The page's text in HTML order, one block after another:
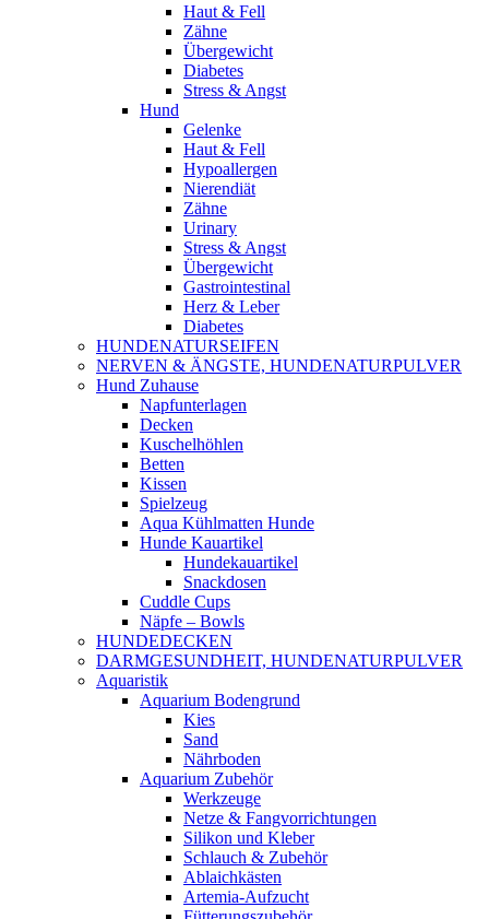
Haut & Fell
Zähne
Übergewicht
Diabetes
Stress & Angst
Hund
Gelenke
Haut & Fell
Hypoallergen
Nierendiät
Zähne
Urinary
Stress & Angst
Übergewicht
Gastrointestinal
Herz & Leber
Diabetes
HUNDENATURSEIFEN
NERVEN & ÄNGSTE, HUNDENATURPULVER
Hund Zuhause
Napfunterlagen
Decken
Kuschelhöhlen
Betten
Kissen
Spielzeug
Aqua Kühlmatten Hunde
Hunde Kauartikel
Hundekauartikel
Snackdosen
Cuddle Cups
Näpfe – Bowls
HUNDEDECKEN
DARMGESUNDHEIT, HUNDENATURPULVER
Aquaristik
Aquarium Bodengrund
Kies
Sand
Nährboden
Aquarium Zubehör
Werkzeuge
Netze & Fangvorrichtungen
Silikon und Kleber
Schlauch & Zubehör
Ablaichkästen
Artemia-Aufzucht